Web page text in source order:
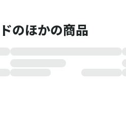
のほかの商品